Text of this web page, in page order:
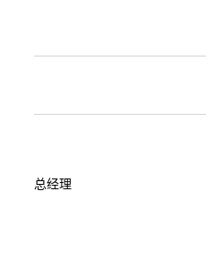
总经理